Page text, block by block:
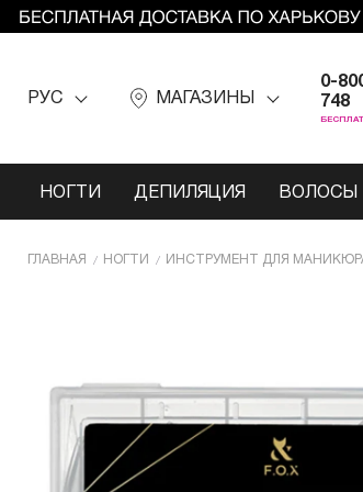
РУС МАГАЗИНЫ
0-
748
НОГТИ ДЕПИЛЯЦИЯ ВОЛОСЫ
ГЛАВНАЯ НОГТИ ИНCТРУМЕНТ ДЛЯ